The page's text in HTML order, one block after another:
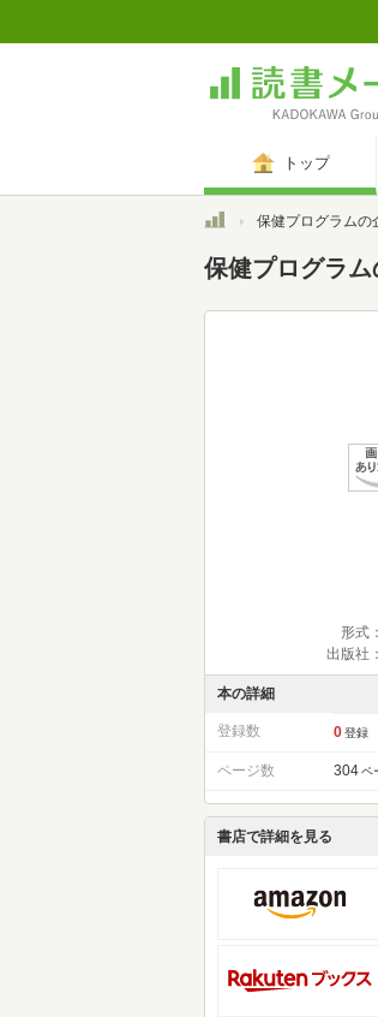
トップ
トップ保健プログラムの企画・実装・評価:
保健プログラ
形式
出版社
本の詳細
登録数 0 登録
ページ数 304 ペ
書店で詳細を見る